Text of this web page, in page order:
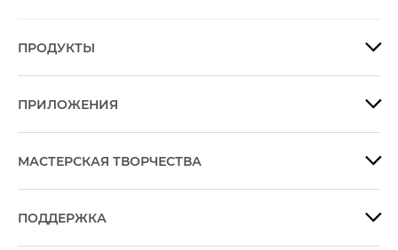
ПРОДУКТЫ 
ПРИЛОЖЕНИЯ 
МАСТЕРСКАЯ ТВОРЧЕСТВА 
ПОДДЕРЖКА 